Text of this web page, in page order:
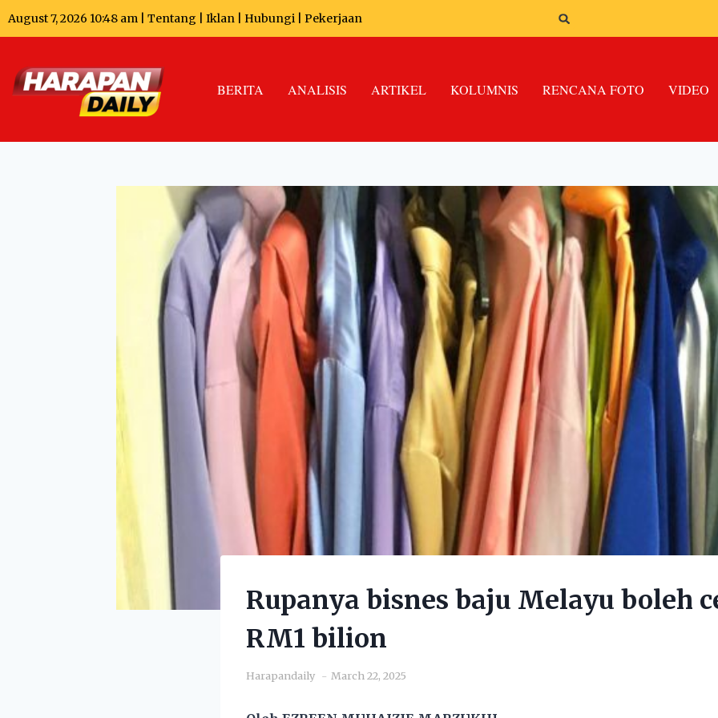
August 7, 2026 10:48 am | Tentang Iklan Hubungi Pekerjaan
BERITA ANALISIS ARTIKEL KOLUMNIS RENCANA FOTO VIDEO
Rupanya bisnes baju Melayu boleh
RM1 bilion
Harapandaily March 22, 2025